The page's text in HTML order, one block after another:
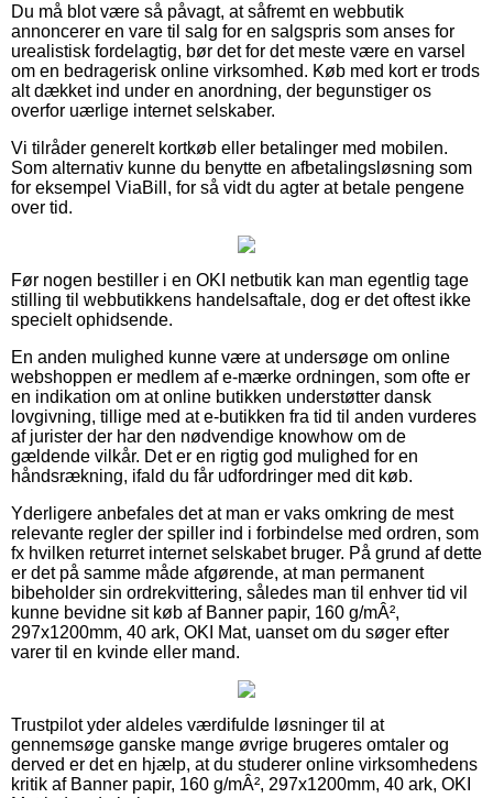
Du må blot være så påvagt, at såfremt en webbutik
annoncerer en vare til salg for en salgspris som anses for
urealistisk fordelagtig, bør det for det meste være en varsel
om en bedragerisk online virksomhed. Køb med kort er trods
alt dækket ind under en anordning, der begunstiger os
overfor uærlige internet selskaber.
Vi tilråder generelt kortkøb eller betalinger med mobilen.
Som alternativ kunne du benytte en afbetalingsløsning som
for eksempel ViaBill, for så vidt du agter at betale pengene
over tid.
Før nogen bestiller i en OKI netbutik kan man egentlig tage
stilling til webbutikkens handelsaftale, dog er det oftest ikke
specielt ophidsende.
En anden mulighed kunne være at undersøge om online
webshoppen er medlem af e-mærke ordningen, som ofte er
en indikation om at online butikken understøtter dansk
lovgivning, tillige med at e-butikken fra tid til anden vurderes
af jurister der har den nødvendige knowhow om de
gældende vilkår. Det er en rigtig god mulighed for en
håndsrækning, ifald du får udfordringer med dit køb.
Yderligere anbefales det at man er vaks omkring de mest
relevante regler der spiller ind i forbindelse med ordren, som
fx hvilken returret internet selskabet bruger. På grund af dette
er det på samme måde afgørende, at man permanent
bibeholder sin ordrekvittering, således man til enhver tid vil
kunne bevidne sit køb af Banner papir, 160 g/mÂ²,
297x1200mm, 40 ark, OKI Mat, uanset om du søger efter
varer til en kvinde eller mand.
Trustpilot yder aldeles værdifulde løsninger til at
gennemsøge ganske mange øvrige brugeres omtaler og
derved er det en hjælp, at du studerer online virksomhedens
kritik af Banner papir, 160 g/mÂ², 297x1200mm, 40 ark, OKI